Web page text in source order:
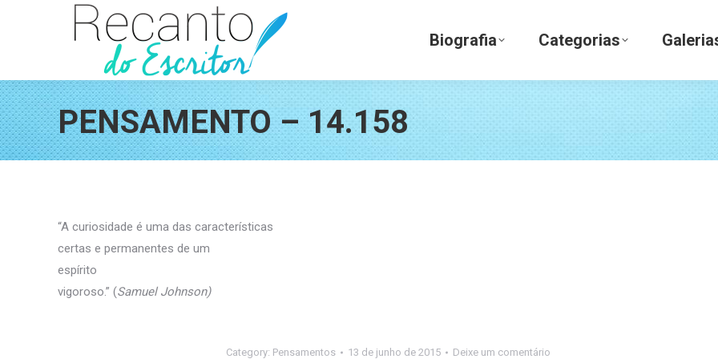
Biografia Categorias
PENSAMENTO – 14.158
“A curiosidade é uma das características
certas e permanentes de um
espírito
vigoroso.” (Samuel Johnson)
Category: Pensamentos 13 de junho de 2015 Deixe um comentário